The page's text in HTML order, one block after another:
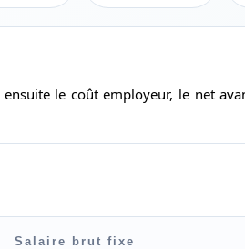
le coût employeur, le net
Salaire brut fixe